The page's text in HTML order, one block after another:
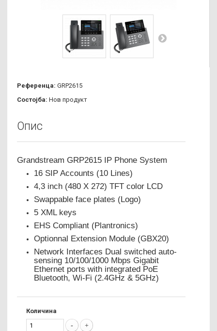
Референца: GRP2615
Состојба: Нов продукт
Опис
Grandstream GRP2615 IP Phone System
16 SIP Accounts (10 Lines)
4,3 inch (480 X 272) TFT color LCD
Swappable face plates (Logo)
5 XML keys
EHS Compliant (Plantronics)
Optionnal Extension Module (GBX20)
Network Interfaces Dual switched auto-
sensing 10/100/1000 Mbps Gigabit
Ethernet ports with integrated PoE
Bluetooth, Wi-Fi (2.4GHz & 5GHz)
Количина